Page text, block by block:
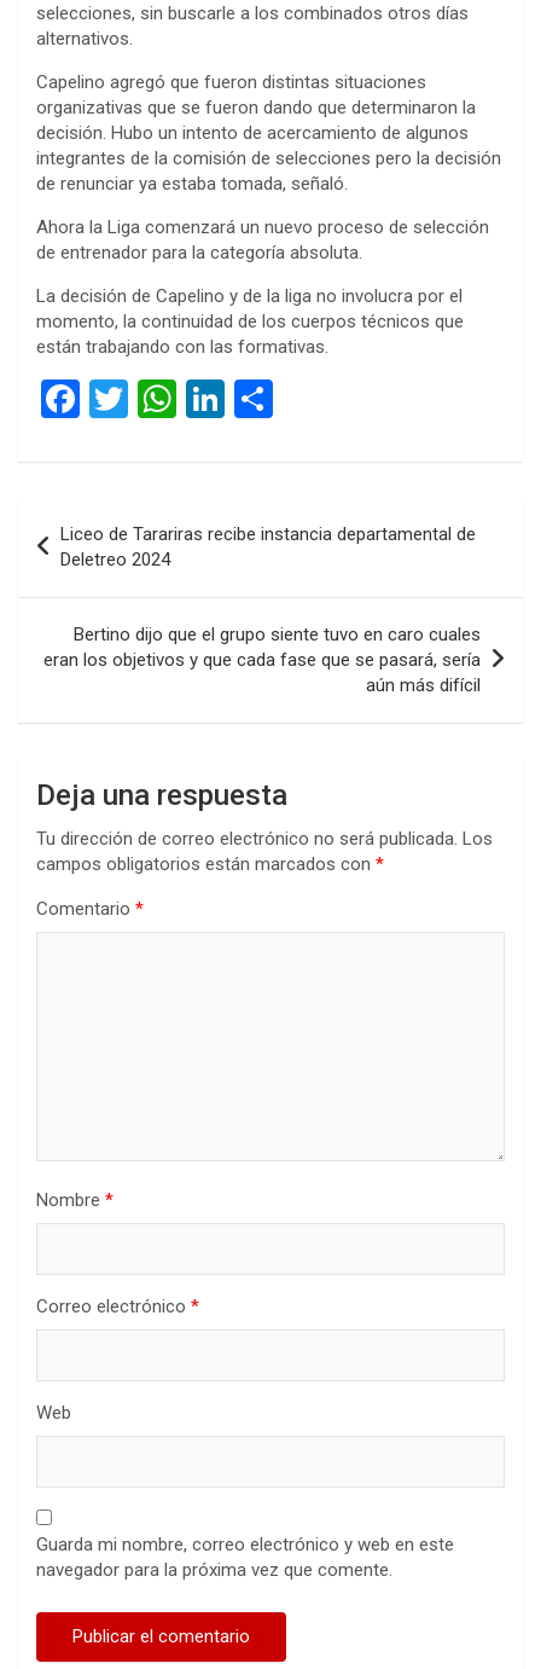
selecciones, sin buscarle a los combinados otros días
alternativos.
Capelino agregó que fueron distintas situaciones
organizativas que se fueron dando que determinaron la
decisión. Hubo un intento de acercamiento de algunos
integrantes de la comisión de selecciones pero la decisión
de renunciar ya estaba tomada, señaló.
Ahora la Liga comenzará un nuevo proceso de selección
de entrenador para la categoría absoluta.
La decisión de Capelino y de la liga no involucra por el
momento, la continuidad de los cuerpos técnicos que
están trabajando con las formativas.
F
ce
o
o
k
T
tt
W
at
A
p
p
Li
ke
n
m
ar
tir
de
entradas
Liceo de Tarariras recibe instancia departamental de
Deletreo 2024
Bertino dijo que el grupo siente tuvo en caro cuales
eran los objetivos y que cada fase que se pasará, sería
aún más difícil
Deja una respuesta
Tu dirección de correo electrónico no será publicada. Los
campos obligatorios están marcados con *
Comentario *
Nombre *
Correo electrónico *
Web
Guarda mi nombre, correo electrónico y web en este
navegador para la próxima vez que comente.